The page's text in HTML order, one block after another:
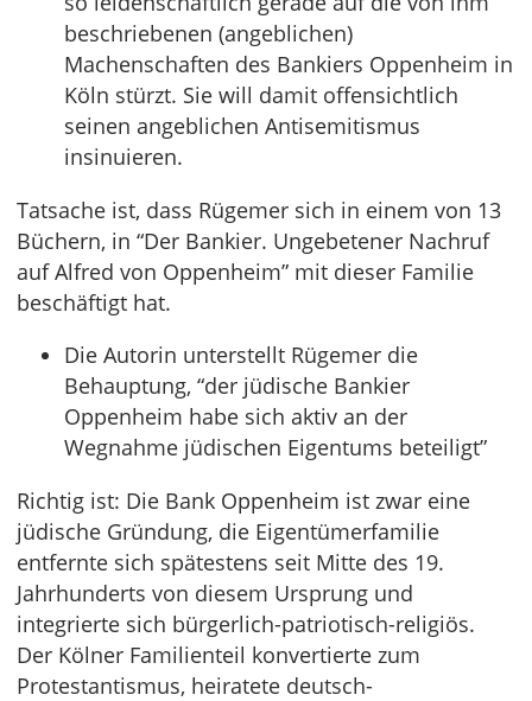
beschriebenen (angeblichen)
Machenschaften des Bankiers Oppenheim in
Köln stürzt. Sie will damit offensichtlich
seinen angeblichen Antisemitismus
insinuieren.
Tatsache ist, dass Rügemer sich in einem von 13
Büchern, in “Der Bankier. Ungebetener Nachruf
auf Alfred von Oppenheim” mit dieser Familie
beschäftigt hat.
Die Autorin unterstellt Rügemer die
Behauptung, “der jüdische Bankier
Oppenheim habe sich aktiv an der
Wegnahme jüdischen Eigentums beteiligt”
Richtig ist: Die Bank Oppenheim ist zwar eine
jüdische Gründung, die Eigentümerfamilie
entfernte sich spätestens seit Mitte des 19.
Jahrhunderts von diesem Ursprung und
integrierte sich bürgerlich-patriotisch-religiös.
Der Kölner Familienteil konvertierte zum
Protestantismus, heiratete deutsch-